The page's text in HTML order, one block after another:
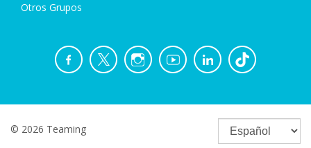
Otros Grupos
© 2026 Teaming